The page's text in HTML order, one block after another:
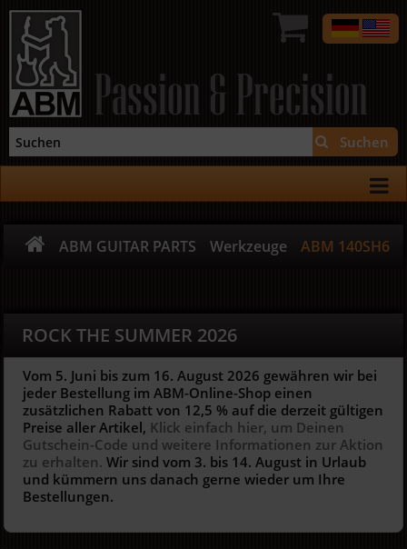
Passion & Precision
Suchen
ABM GUITAR PARTS Werkzeuge ABM 140SH6
ROCK THE SUMMER 2026
Vom 5. Juni bis zum 16. August 2026 gewähren wir bei
jeder Bestellung im ABM-Online-Shop einen
zusätzlichen Rabatt von 12,5 % auf die derzeit gültigen
Preise aller Artikel, Klick einfach hier, um Deinen
Gutschein-Code und weitere Informationen zur Aktion
zu erhalten. Wir sind vom 3. bis 14. August in Urlaub
und kümmern uns danach gerne wieder um Ihre
Bestellungen.